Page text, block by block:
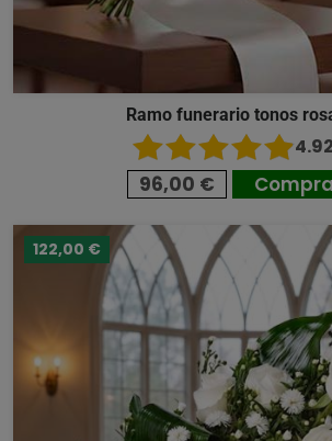
Ramo funerario tonos
96,00 €
122,00 €